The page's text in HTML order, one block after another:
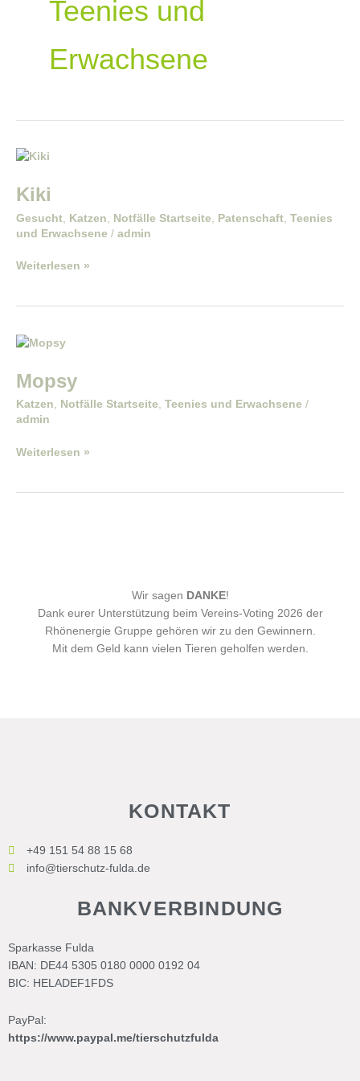
Teenies und
Erwachsene
Kiki
Gesucht Katzen Notfälle Startseite Patenschaft Teenies
und Erwachsene / admin
Kiki
Weiterlesen »
Mopsy
Katzen, Notfälle Startseite, Teenies und Erwachsene /
admin
Mopsy
Weiterlesen »
Wir sagen DANKE!
Dank eurer Unterstützung beim Vereins-Voting 2026 der
Rhönenergie Gruppe gehören wir zu den Gewinnern.
Mit dem Geld kann vielen Tieren geholfen werden.
KONTAKT
+49 151 54 88 15 68
info@tierschutz-fulda.de
BANKVERBINDUNG
Sparkasse Fulda
IBAN: DE44 5305 0180 0000 0192 04
BIC: HELADEF1FDS
PayPal:
https://www.paypal.me/tierschutzfulda